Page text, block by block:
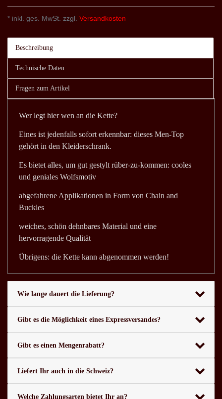
* inkl. ges. MwSt. zzgl. Versandkosten
Beschreibung
Technische Daten
Fragen zum Artikel
Wer legt hier wen an die Kette?
Eines ist jedenfalls sofort erkennbar: dieses Men-Top
gehört in den Kleiderschrank.
Es bietet alles, um gut gestylt rüber-zu-kommen: cooles
und geniales Wolfsmotiv
abgefahrene Applikationen in Form von Chain and
Buckles
weiches, schön dehnbares Material und eine
hervorragende Qualität
Übrigens: die Kette kann abgenommen werden!
Wie lange dauert die Lieferung?
Gibt es die Möglichkeit eines Expressversandes?
Gibt es einen Mengenrabatt?
Liefert Ihr auch in die Schweiz?
Welche Zahlungsarten bietet Ihr an?